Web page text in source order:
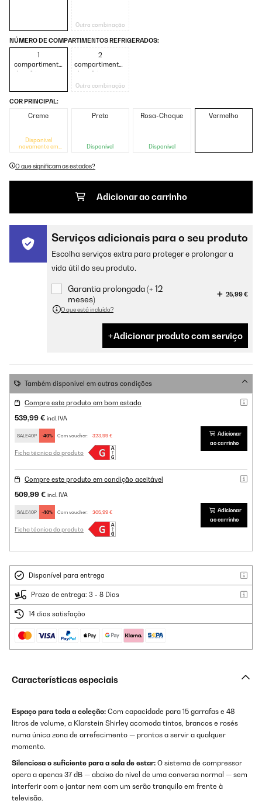
Outra combinação
NÚMERO DE COMPARTIMENTOS REFRIGERADOS:
1
compartimento
de refrigeração
2
compartimentos
de refrigeração
Outra combinação
COR PRINCIPAL:
Creme
Disponível
novamente em
Preto
Disponível
Rosa-Choque
Disponível
Vermelho
O que significam os estados?
Adicionar ao carrinho
Serviços adicionais para o seu produto
Escolha serviços extra para proteger e prolongar a
vida útil do seu produto.
Garantia prolongada (+ 12
meses)
25,99 €
O que está incluído?
Adicionar produto com serviço
Também disponível em outras condições
Compre este produto em bom estado
539,99 € incl. IVA
SALE40P -40% Com voucher: 323,99 €
Ficha técnica do produto
Adicionar
ao carrinho
Compre este produto em condição aceitável
509,99 € incl. IVA
SALE40P -40% Com voucher: 305,99 €
Ficha técnica do produto
Adicionar
ao carrinho
Disponível para entrega
Prazo de entrega: 3 - 8 Dias
14 dias satisfação
Características especiais
Espaço para toda a coleção: Com capacidade para 15 garrafas e 48
litros de volume, a Klarstein Shirley acomoda tintos, brancos e rosés
numa única zona de arrefecimento — prontos a servir a qualquer
momento.
Silenciosa o suficiente para a sala de estar: O sistema de compressor
opera a apenas 37 dB — abaixo do nível de uma conversa normal — sem
interferir com o jantar nem com um serão tranquilo em frente à
televisão.